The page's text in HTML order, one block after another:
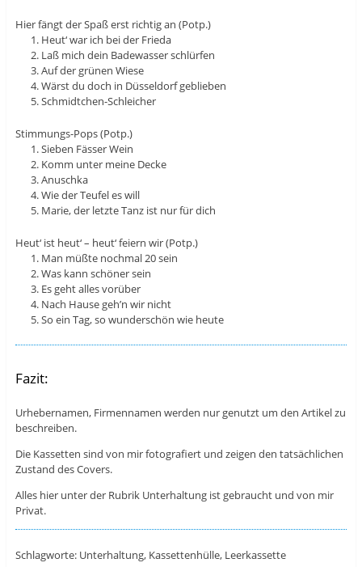
Hier fängt der Spaß erst richtig an (Potp.)
Heut‘ war ich bei der Frieda
Laß mich dein Badewasser schlürfen
Auf der grünen Wiese
Wärst du doch in Düsseldorf geblieben
Schmidtchen-Schleicher
Stimmungs-Pops (Potp.)
Sieben Fässer Wein
Komm unter meine Decke
Anuschka
Wie der Teufel es will
Marie, der letzte Tanz ist nur für dich
Heut‘ ist heut‘ – heut‘ feiern wir (Potp.)
Man müßte nochmal 20 sein
Was kann schöner sein
Es geht alles vorüber
Nach Hause geh’n wir nicht
So ein Tag, so wunderschön wie heute
Fazit:
Urhebernamen, Firmennamen werden nur genutzt um den Artikel zu
beschreiben.
Die Kassetten sind von mir fotografiert und zeigen den tatsächlichen
Zustand des Covers.
Alles hier unter der Rubrik Unterhaltung ist gebraucht und von mir
Privat.
Schlagworte: Unterhaltung, Kassettenhülle, Leerkassette